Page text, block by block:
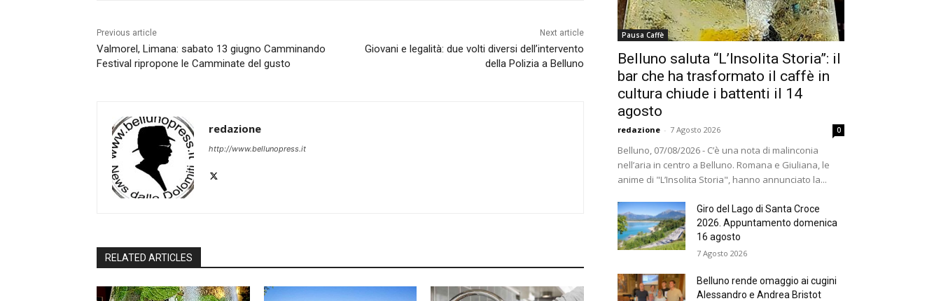
Previous article
Valmorel, Limana: sabato 13 giugno Camminando
Festival ripropone le Camminate del gusto
Next article
Giovani e legalità: due volti diversi dell’intervento
della Polizia a Belluno
redazione
http://www.bellunopress.it
RELATED ARTICLES
Pausa Caffè
Belluno saluta “L’Insolita Storia”: il
bar che ha trasformato il caffè in
cultura chiude i battenti il 14
agosto
redazione - 7 Agosto 2026 0
Belluno, 07/08/2026 - C’è una nota di malinconia
nell’aria in centro a Belluno. Romana e Giuliana, le
anime di "L’Insolita Storia", hanno annunciato la...
Giro del Lago di Santa Croce
2026. Appuntamento domenica
16 agosto
7 Agosto 2026
Belluno rende omaggio ai cugini
Alessandro e Andrea Bristot